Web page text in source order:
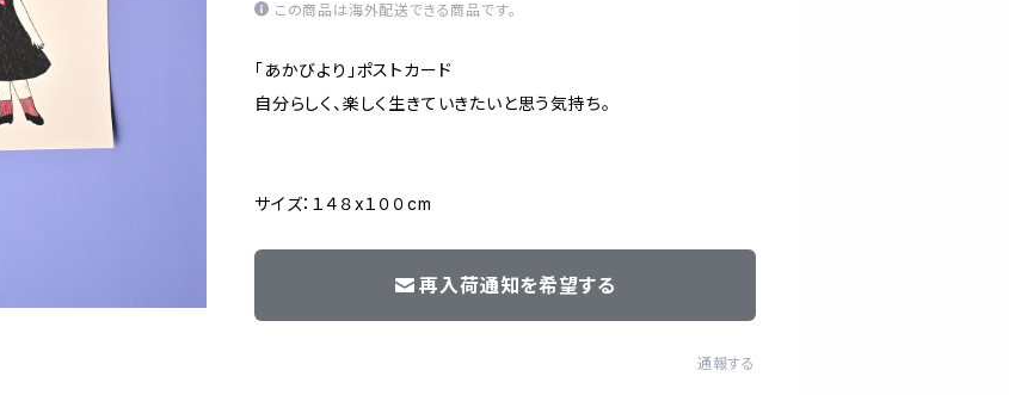
この商品は海外配送できる商品です。
「あかびより」ポストカード
自分らしく、楽しく生きていきたいと思う気持ち。
サイズ：１４８x１００cm
再入荷通知を希望する
通報する